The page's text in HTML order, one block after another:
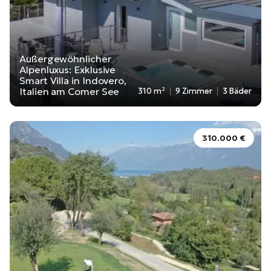
Außergewöhnlicher
Alpenluxus: Exklusive
Smart Villa in Indovero,
Italien am Comer See
310 m² 9 Zimmer 3 Bäder
310.000 €